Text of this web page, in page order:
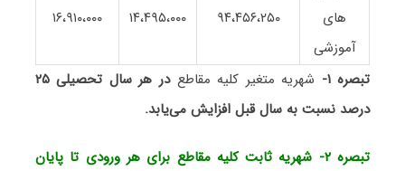
های
آموزشی
۹۴،۴۵۶،۲۵۰ ۱۴،۴۹۵،۰۰۰ ۱۶،۹۱۰،۰۰۰
تبصره ۱- شهریه متغیر کلیه مقاطع
در هر سال تحصیلی ۲۵
درصد نسبت به سال قبل افزایش می‌یابد.
تبصره ۲- شهریه ثابت کلیه مقاطع برای هر ورودی تا پایان